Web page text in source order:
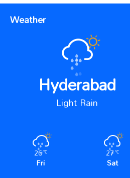
Weather
Hyderabad
Light Rain
26℃
Fri
27℃
Sat